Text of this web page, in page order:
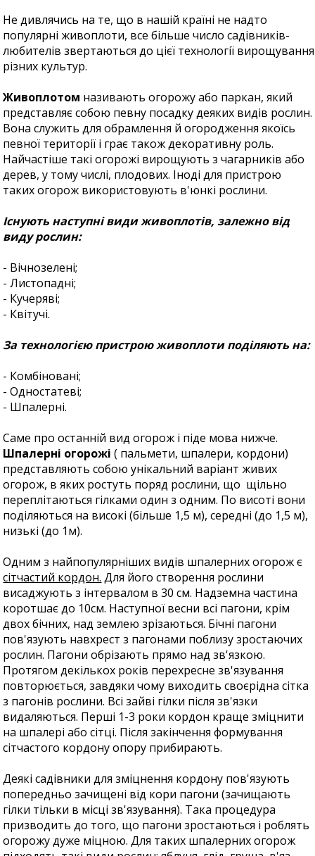
Не дивлячись на те, що в нашій країні не надто
популярні живоплоти, все більше число садівників-
любителів звертаються до цієї технології вирощування
різних культур.
Живоплотом називають огорожу або паркан, який
представляє собою певну посадку деяких видів рослин.
Вона служить для обрамлення й огородження якоїсь
певної території і грає також декоративну роль.
Найчастіше такі огорожі вирощують з чагарників або
дерев, у тому числі, плодових. Іноді для пристрою
таких огорож використовують в'юнкі рослини.
Існують наступні види живоплотів, залежно від
виду рослин:
- Вічнозелені;
- Листопадні;
- Кучеряві;
- Квітучі.
За технологією пристрою живоплоти поділяють на:
- Комбіновані;
- Одностатеві;
- Шпалерні.
Саме про останній вид огорож і піде мова нижче.
Шпалерні огорожі ( пальмети, шпалери, кордони)
представляють собою унікальний варіант живих
огорож, в яких ростуть поряд рослини, що щільно
переплітаються гілками один з одним. По висоті вони
поділяються на високі (більше 1,5 м), середні (до 1,5 м),
низькі (до 1м).
Одним з найпопулярніших видів шпалерних огорож є
сітчастий кордон. Для його створення рослини
висаджують з інтервалом в 30 см. Надземна частина
коротшає до 10см. Наступної весни всі пагони, крім
двох бічних, над землею зрізаються. Бічні пагони
пов'язують навхрест з пагонами поблизу зростаючих
рослин. Пагони обрізають прямо над зв'язкою.
Протягом декількох років перехресне зв'язування
повторюється, завдяки чому виходить своєрідна сітка
з пагонів рослини. Всі зайві гілки після зв'язки
видаляються. Перші 1-3 роки кордон краще зміцнити
на шпалері або сітці. Після закінчення формування
сітчастого кордону опору прибирають.
Деякі садівники для зміцнення кордону пов'язують
попередньо зачищені від кори пагони (зачищають
гілки тільки в місці зв'язування). Така процедура
призводить до того, що пагони зростаються і роблять
огорожу дуже міцною. Для таких шпалерних огорож